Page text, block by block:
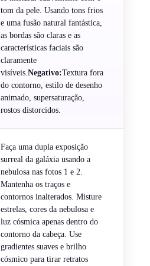
tom da pele. Usando tons frios
e uma fusão natural fantástica,
as bordas são claras e as
características faciais são
claramente
visíveis. Negativo:Textura fora
do contorno, estilo de desenho
animado, supersaturação,
rostos distorcidos.
Faça uma dupla exposição
surreal da galáxia usando a
nebulosa nas fotos 1 e 2.
Mantenha os traços e
contornos inalterados. Misture
estrelas, cores da nebulosa e
luz cósmica apenas dentro do
contorno da cabeça. Use
gradientes suaves e brilho
cósmico para tirar retratos